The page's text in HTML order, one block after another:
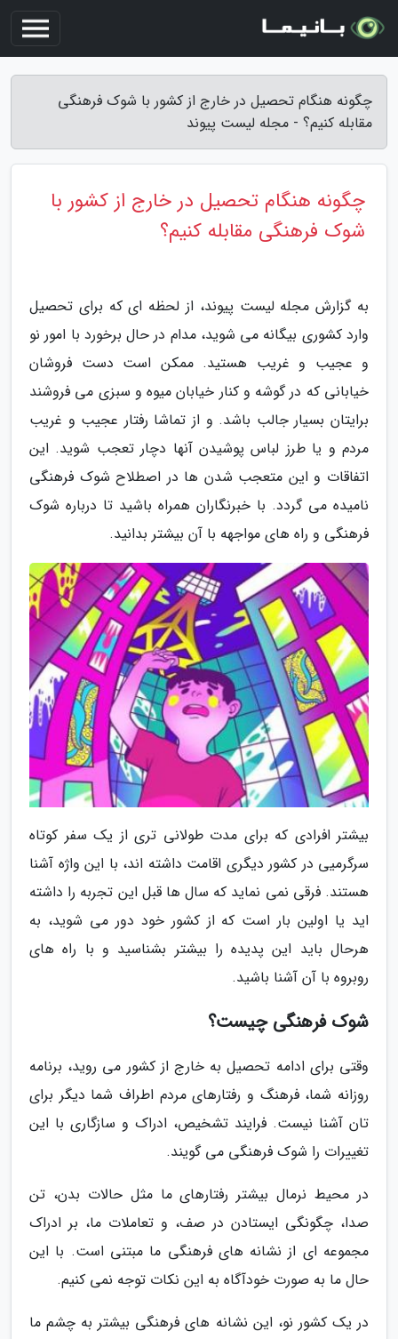
چگونه هنگام تحصیل در خارج از کشور با شوک فرهنگی
مقابله کنیم؟ - مجله لیست پیوند
چگونه هنگام تحصیل در خارج از کشور با
شوک فرهنگی مقابله کنیم؟
به گزارش مجله لیست پیوند، از لحظه ای که برای تحصیل
وارد کشوری بیگانه می شوید، مدام در حال برخورد با امور نو
و عجیب و غریب هستید. ممکن است دست فروشان
خیابانی که در گوشه و کنار خیابان میوه و سبزی می فروشند
برایتان بسیار جالب باشد. و از تماشا رفتار عجیب و غریب
مردم و یا طرز لباس پوشیدن آنها دچار تعجب شوید. این
اتفاقات و این متعجب شدن ها در اصطلاح شوک فرهنگی
نامیده می گردد. با خبرنگاران همراه باشید تا درباره شوک
فرهنگی و راه های مواجهه با آن بیشتر بدانید.
بیشتر افرادی که برای مدت طولانی تری از یک سفر کوتاه
سرگرمیی در کشور دیگری اقامت داشته اند، با این واژه آشنا
هستند. فرقی نمی نماید که سال ها قبل این تجربه را داشته
اید یا اولین بار است که از کشور خود دور می شوید، به
هرحال باید این پدیده را بیشتر بشناسید و با راه های
روبروه با آن آشنا باشید.
شوک فرهنگی چیست؟
وقتی برای ادامه تحصیل به خارج از کشور می روید، برنامه
روزانه شما، فرهنگ و رفتارهای مردم اطراف شما دیگر برای
تان آشنا نیست. فرایند تشخیص، ادراک و سازگاری با این
تغییرات را شوک فرهنگی می گویند.
در محیط نرمال بیشتر رفتارهای ما مثل حالات بدن، تن
صدا، چگونگی ایستادن در صف، و تعاملات ما، بر ادراک
مجموعه ای از نشانه های فرهنگی ما مبتنی است. با این
حال ما به صورت خودآگاه به این نکات توجه نمی کنیم.
در یک کشور نو، این نشانه های فرهنگی بیشتر به چشم ما